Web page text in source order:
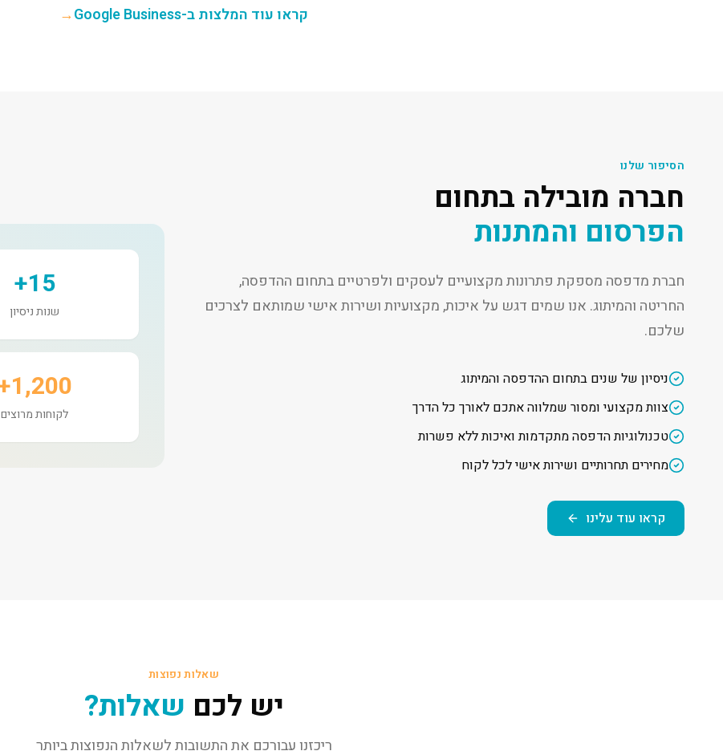
קראו עוד המלצות ב-Google Business →
הסיפור שלנו
חברה מובילה בתחום
הפרסום והמתנות
חברת מדפסה מספקת פתרונות מקצועיים לעסקים ולפרטיים בתחום ההדפסה,
החריטה והמיתוג. אנו שמים דגש על איכות, מקצועיות ושירות אישי שמותאם לצרכים
שלכם.
ניסיון של שנים בתחום ההדפסה והמיתוג
צוות מקצועי ומסור שמלווה אתכם לאורך כל הדרך
טכנולוגיות הדפסה מתקדמות ואיכות ללא פשרות
מחירים תחרותיים ושירות אישי לכל לקוח
קראו עוד עלינו
15+
שנות ניסיון
1,200+
לקוחות מרוצים
שאלות נפוצות
יש לכם שאלות?
ריכזנו עבורכם את התשובות לשאלות הנפוצות ביותר